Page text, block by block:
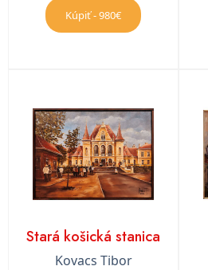
Kúpiť - 980€
Stará košická stanica
Kovacs Tibor